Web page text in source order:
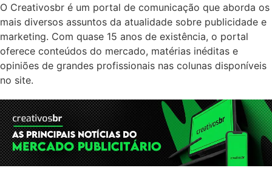
O Creativosbr é um portal de comunicação que aborda os
mais diversos assuntos da atualidade sobre publicidade e
marketing. Com quase 15 anos de existência, o portal
oferece conteúdos do mercado, matérias inéditas e
opiniões de grandes profissionais nas colunas disponíveis
no site.